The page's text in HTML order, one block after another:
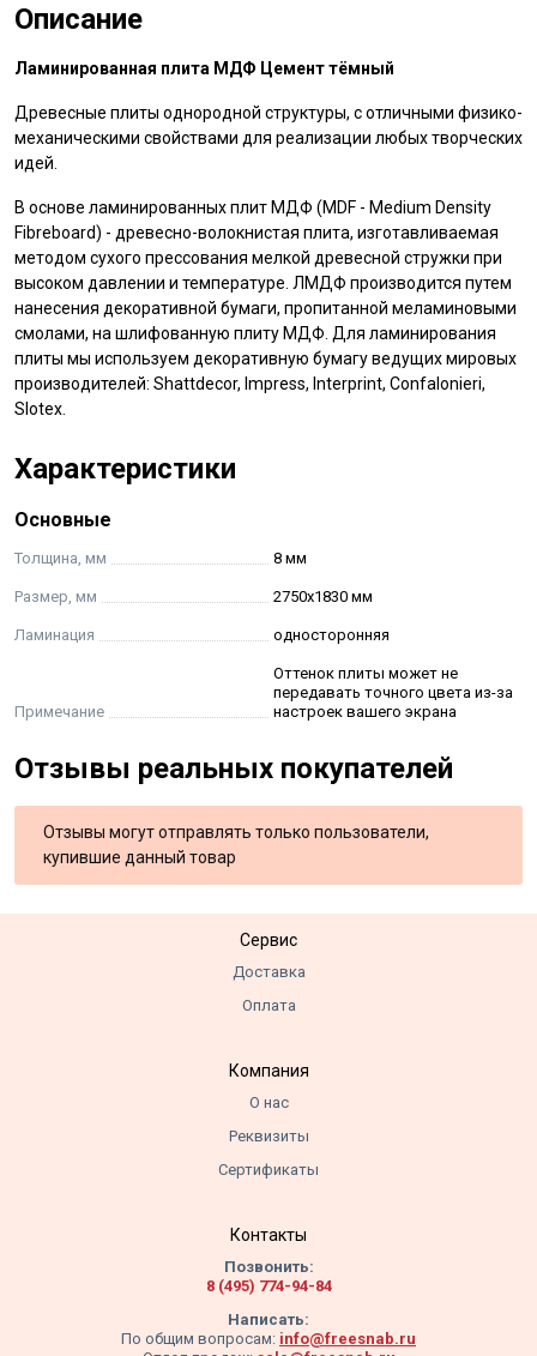
Описание
Ламинированная плита МДФ Цемент тёмный
Древесные плиты однородной структуры, с отличными физико-
механическими свойствами для реализации любых творческих
идей.
В основе ламинированных плит МДФ (MDF - Medium Density
Fibreboard) - древесно-волокнистая плита, изготавливаемая
методом сухого прессования мелкой древесной стружки при
высоком давлении и температуре. ЛМДФ производится путем
нанесения декоративной бумаги, пропитанной меламиновыми
смолами, на шлифованную плиту МДФ. Для ламинирования
плиты мы используем декоративную бумагу ведущих мировых
производителей: Shattdecor, Impress, Interprint, Confalonieri,
Slotex.
Характеристики
Основные
Толщина, мм 8 мм
Размер, мм 2750х1830 мм
Ламинация односторонняя
Примечание
Оттенок плиты может не
передавать точного цвета из-за
настроек вашего экрана
Отзывы реальных покупателей
Отзывы могут отправлять только пользователи,
купившие данный товар
Сервис
Доставка
Оплата
Компания
О нас
Реквизиты
Сертификаты
Контакты
Позвонить:
8 (495) 774-94-84
Написать:
По общим вопросам: info@freesnab.ru